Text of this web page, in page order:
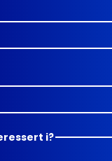
i?